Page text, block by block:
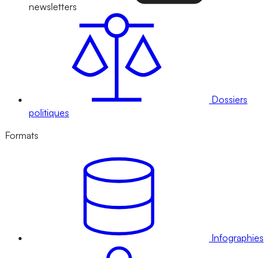
newsletters
Dossiers
politiques
Formats
Infographies